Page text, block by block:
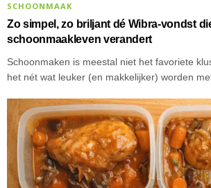
SCHOONMAAK
Zo simpel, zo briljant dé Wibra-vondst
schoonmaakleven verandert
Schoonmaken is meestal niet het favoriete
het nét wat leuker (en makkelijker) worden met